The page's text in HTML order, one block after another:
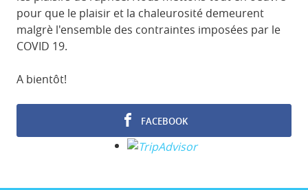
pour que le plaisir et la chaleurosité demeurent
malgrè l'ensemble des contraintes imposées par le
COVID 19.
A bientôt!
FACEBOOK